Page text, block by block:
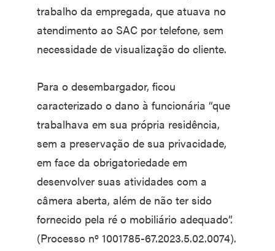
trabalho da empregada, que atuava no
atendimento ao SAC por telefone, sem
necessidade de visualização do cliente.
Para o desembargador, ficou
caracterizado o dano à funcionária “que
trabalhava em sua própria residência,
sem a preservação de sua privacidade,
em face da obrigatoriedade em
desenvolver suas atividades com a
câmera aberta, além de não ter sido
fornecido pela ré o mobiliário adequado”.
(Processo nº 1001785-67.2023.5.02.0074).